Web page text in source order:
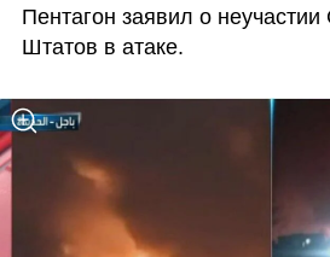
Пентагон заявил о
Штатов в атаке.